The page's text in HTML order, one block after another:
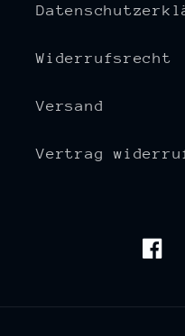
Widerrufsrecht
Versand
Vertrag